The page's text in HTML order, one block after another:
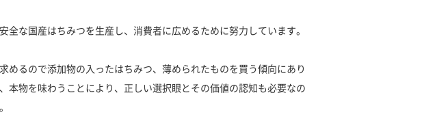
全な国産はちみつを生産し、消費者に広めるために努力しています。
めるので添加物の入ったはちみつ、薄められたものを買う傾向にあり
本物を味わうことにより、正しい選択眼とその価値の認知も必要なの